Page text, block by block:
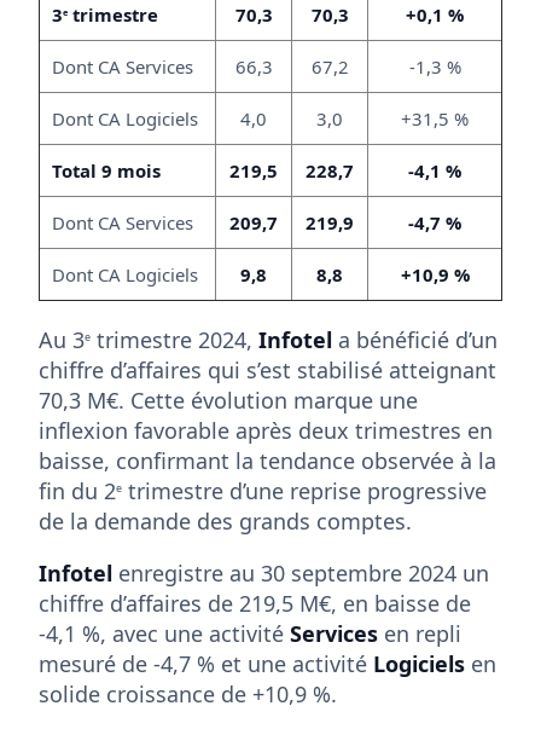
3e trimestre 70,3 70,3 +0,1 %
Dont CA Services 66,3 67,2 -1,3 %
Dont CA Logiciels 4,0 3,0 +31,5 %
Total 9 mois 219,5 228,7 -4,1 %
Dont CA Services 209,7 219,9 -4,7 %
Dont CA Logiciels 9,8 8,8 +10,9 %
Au 3e trimestre 2024, Infotel a bénéficié d’un
chiffre d’affaires qui s’est stabilisé atteignant
70,3 M€. Cette évolution marque une
inflexion favorable après deux trimestres en
baisse, confirmant la tendance observée à la
fin du 2e trimestre d’une reprise progressive
de la demande des grands comptes.
Infotel enregistre au 30 septembre 2024 un
chiffre d’affaires de 219,5 M€, en baisse de
-4,1 %, avec une activité Services en repli
mesuré de -4,7 % et une activité Logiciels en
solide croissance de +10,9 %.